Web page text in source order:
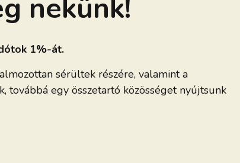
nekünk!
1%-át.
sérültek részére, valamint a
továbbá egy összetartó közösséget nyújtsunk